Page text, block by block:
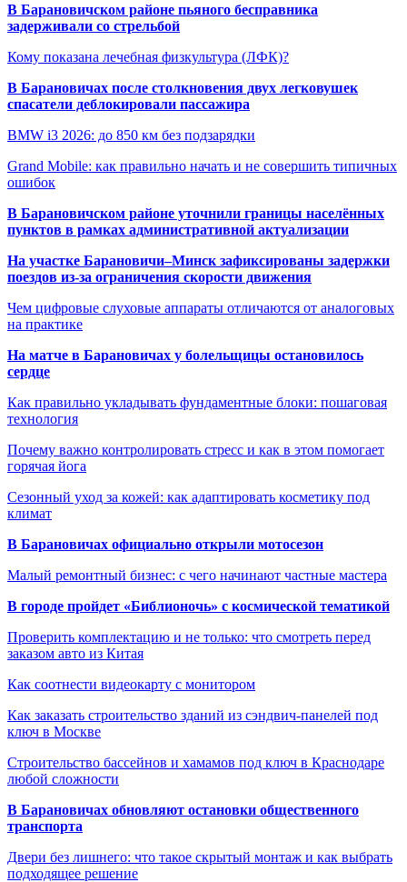
В Барановичском районе пьяного бесправника
задерживали со стрельбой
Кому показана лечебная физкультура (ЛФК)?
В Барановичах после столкновения двух легковушек
спасатели деблокировали пассажира
BMW i3 2026: до 850 км без подзарядки
Grand Mobile: как правильно начать и не совершить типичных
ошибок
В Барановичском районе уточнили границы населённых
пунктов в рамках административной актуализации
На участке Барановичи–Минск зафиксированы задержки
поездов из-за ограничения скорости движения
Чем цифровые слуховые аппараты отличаются от аналоговых
на практике
На матче в Барановичах у болельщицы остановилось
сердце
Как правильно укладывать фундаментные блоки: пошаговая
технология
Почему важно контролировать стресс и как в этом помогает
горячая йога
Сезонный уход за кожей: как адаптировать косметику под
климат
В Барановичах официально открыли мотосезон
Малый ремонтный бизнес: с чего начинают частные мастера
В городе пройдет «Библионочь» с космической тематикой
Проверить комплектацию и не только: что смотреть перед
заказом авто из Китая
Как соотнести видеокарту с монитором
Как заказать строительство зданий из сэндвич-панелей под
ключ в Москве
Строительство бассейнов и хамамов под ключ в Краснодаре
любой сложности
В Барановичах обновляют остановки общественного
транспорта
Двери без лишнего: что такое скрытый монтаж и как выбрать
подходящее решение